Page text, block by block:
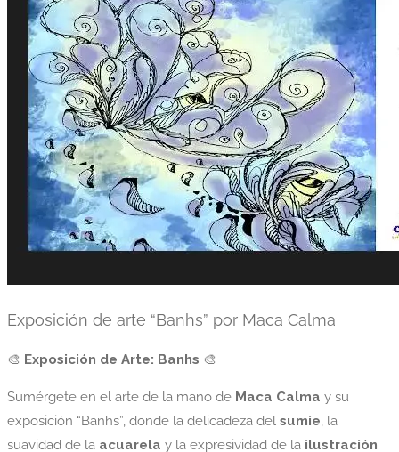
Exposición de arte “Banhs” por Maca Calma
🎨 Exposición de Arte: Banhs 🎨
Sumérgete en el arte de la mano de Maca Calma y su
exposición “Banhs”, donde la delicadeza del sumie, la
suavidad de la acuarela y la expresividad de la ilustración